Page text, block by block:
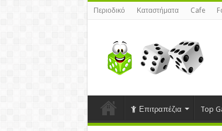
Περιοδικό Καταστήματα Cafe
Επιτραπέζια Top